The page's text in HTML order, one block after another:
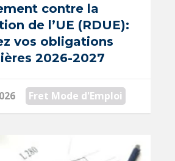
contre la
de l’UE (RDUE):
vos obligations
2026-2027
Fret Mode d'Emploi